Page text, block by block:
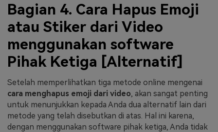
Bagian 4. Cara Hapus Emoji
atau Stiker dari Video
menggunakan software
Pihak Ketiga [Alternatif]
Setelah memperlihatkan tiga metode online mengenai
cara menghapus emoji dari video, akan sangat penting
untuk menunjukkan kepada Anda dua alternatif lain dari
metode yang telah disebutkan di atas. Hal ini karena,
dengan menggunakan software pihak ketiga, Anda tidak